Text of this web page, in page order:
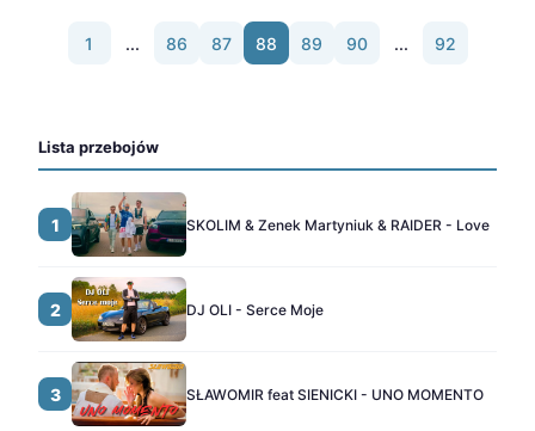
1 ... 86 87 88 89 90 ... 92
Lista przebojów
1 SKOLIM & Zenek Martyniuk & RAIDER - Love
2 DJ OLI - Serce Moje
3 SŁAWOMIR feat SIENICKI - UNO MOMENTO